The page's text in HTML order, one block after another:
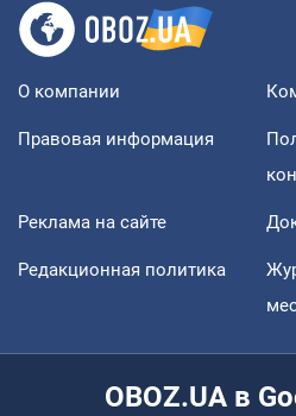
О компании
Правовая информация
Реклама на сайте
Редакционная политика
OBOZ.UA в